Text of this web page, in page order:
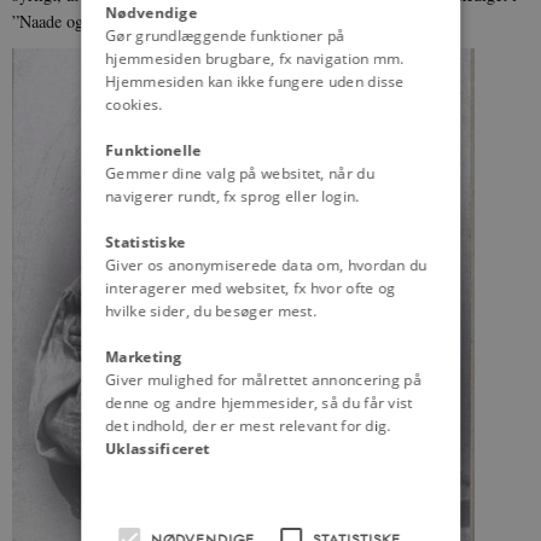
”Naade og med Pension” i februar 1887.
Nødvendige
Gør grundlæggende funktioner på
hjemmesiden brugbare, fx navigation mm.
Hjemmesiden kan ikke fungere uden disse
cookies.
Funktionelle
Gemmer dine valg på websitet, når du
navigerer rundt, fx sprog eller login.
Statistiske
Giver os anonymiserede data om, hvordan du
interagerer med websitet, fx hvor ofte og
hvilke sider, du besøger mest.
Marketing
Giver mulighed for målrettet annoncering på
denne og andre hjemmesider, så du får vist
det indhold, der er mest relevant for dig.
Uklassificeret